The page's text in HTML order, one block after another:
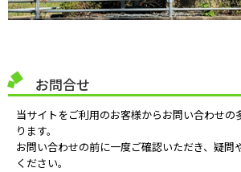
お問合せ
当サイトをご利用のお客様からお問い合わせの
ります。
お問い合わせの前に一度ご確認いただき、疑問
ください。